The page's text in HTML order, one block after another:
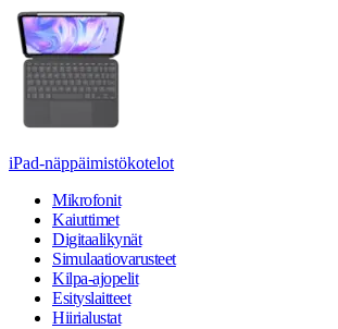
iPad-näppäimistökotelot
Mikrofonit
Kaiuttimet
Digitaalikynät
Simulaatiovarusteet
Kilpa-ajopelit
Esityslaitteet
Hiirialustat